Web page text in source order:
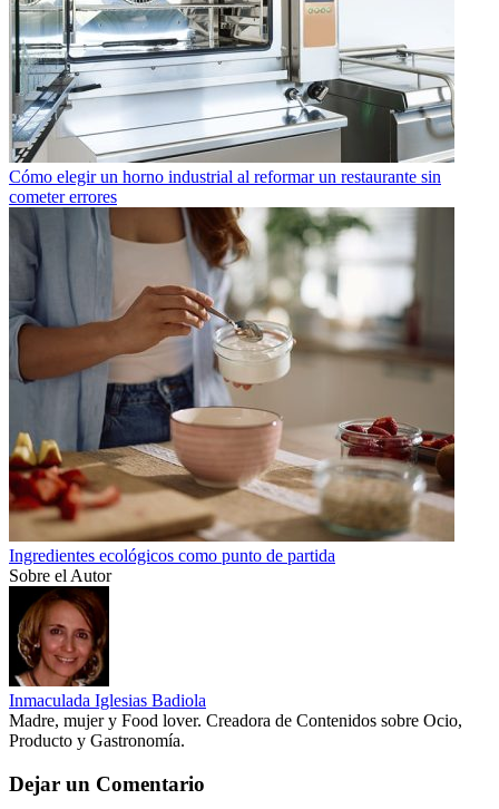
Cómo elegir un horno industrial al reformar un restaurante sin
cometer errores
Ingredientes ecológicos como punto de partida
Sobre el Autor
Inmaculada Iglesias Badiola
Madre, mujer y Food lover. Creadora de Contenidos sobre Ocio,
Producto y Gastronomía.
Dejar un Comentario